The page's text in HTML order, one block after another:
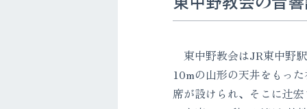
東中野教会はJR東中野
10mの山形の天井をもっ
席が設けられ、そこに辻